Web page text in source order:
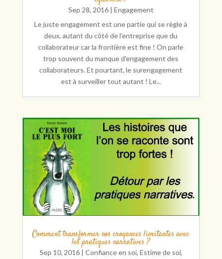
Sep 28, 2016| Engagement
Le juste engagement est une partie qui se règle à
deux, autant du côté de l’entreprise que du
collaborateur car la frontière est fine ! On parle
trop souvent du manque d'engagement des
collaborateurs. Et pourtant, le surengagement
est à surveiller tout autant ! Le...
Comment transformer nos croyances limitantes avec
les pratiques narratives ?
Sep 10, 2016| Confiance en soi, Estime de soi,